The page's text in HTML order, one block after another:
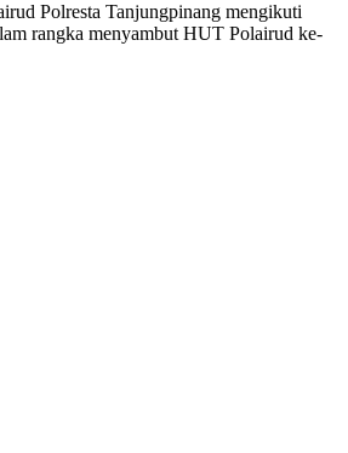
Polresta Tanjungpinang mengikuti
rangka menyambut HUT Polairud ke-